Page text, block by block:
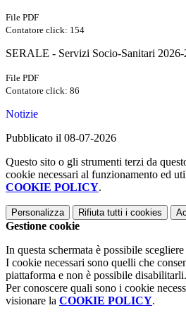
File PDF
Contatore click: 154
SERALE - Servizi Socio-Sanitari
File PDF
Contatore click: 86
Notizie
Pubblicato il 08-07-2026
Questo sito o gli strumenti terzi da
cookie necessari al funzionamento ed
COOKIE POLICY.
Personalizza Rifiuta tutti i cookies
Gestione cookie
In questa schermata è possibile
I cookie necessari sono quelli che
piattaforma e non è possibile disabilitarli.
Per conoscere quali sono i cookie
visionare la COOKIE POLICY.